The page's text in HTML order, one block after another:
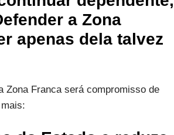
a Zona
apenas dela talvez
Zona Franca será compromisso de